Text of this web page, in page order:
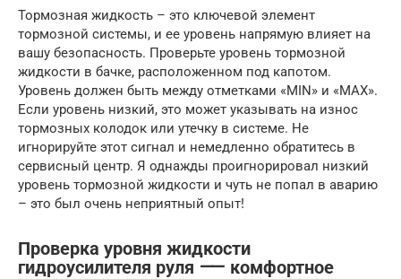
Тормозная жидкость – это ключевой элемент
тормозной системы, и ее уровень напрямую влияет на
вашу безопасность. Проверьте уровень тормозной
жидкости в бачке, расположенном под капотом.
Уровень должен быть между отметками «MIN» и «MAX».
Если уровень низкий, это может указывать на износ
тормозных колодок или утечку в системе. Не
игнорируйте этот сигнал и немедленно обратитесь в
сервисный центр. Я однажды проигнорировал низкий
уровень тормозной жидкости и чуть не попал в аварию
– это был очень неприятный опыт!
Проверка уровня жидкости
гидроусилителя руля ⸺ комфортное